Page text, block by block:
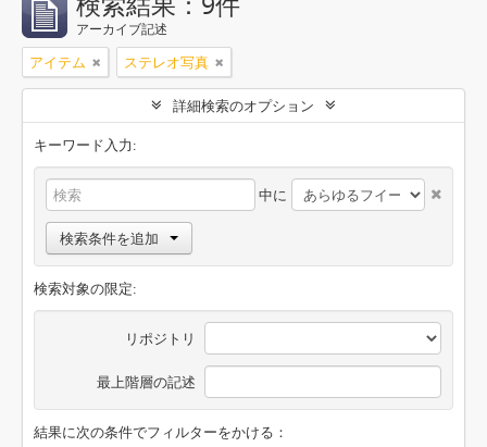
アーカイブ記述
アイテム ステレオ写真
詳細検索のオプション
キーワード入力:
中に
検索条件を追加
検索対象の限定:
リポジトリ
最上階層の記述
結果に次の条件でフィルターをかける：